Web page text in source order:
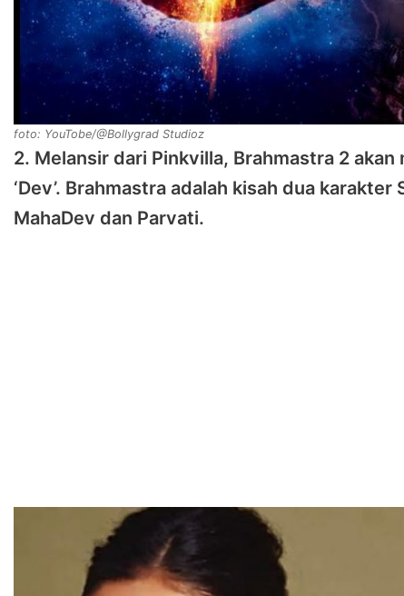
foto: YouTobe/@Bollygrad Studioz
2. Melansir dari Pinkvilla, Brahmastra 2
‘Dev’. Brahmastra adalah kisah dua
MahaDev dan Parvati.